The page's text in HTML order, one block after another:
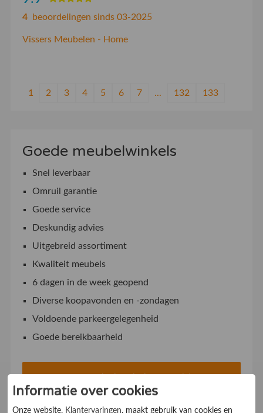
4beoordelingen sinds 03-2025
Vissers Meubelen - Home
1 2 3 4 5 6 7 ... 132 133
Goede meubelwinkels
Snel leverbaar
Omruil garantie
Goede service
Deskundig advies
Uitgebreid assortiment
Kwaliteit meubels
6 dagen in de week geopend
Diverse koopavonden en -zondagen
Voldoende parkeergelegenheid
Goede bereikbaarheid
Uw meubelwinkel aanmelden
Informatie over cookies
Onze website, Klantervaringen, maakt gebruik van cookies en